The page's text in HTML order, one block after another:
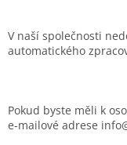
V naší společnosti
automatického
Pokud byste měli k
e-mailové adrese